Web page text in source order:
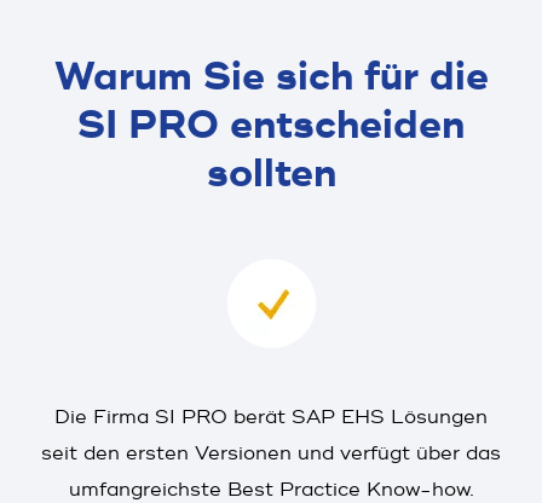
Warum Sie sich für die
SI PRO entscheiden
sollten
Die Firma SI PRO berät SAP EHS Lösungen
seit den ersten Versionen und verfügt über das
umfangreichste Best Practice Know-how.